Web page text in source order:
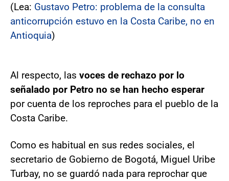
(Lea: Gustavo Petro: problema de la consulta
anticorrupción estuvo en la Costa Caribe, no en
Antioquia)
Al respecto, las voces de rechazo por lo
señalado por Petro no se han hecho esperar
por cuenta de los reproches para el pueblo de la
Costa Caribe.
Como es habitual en sus redes sociales, el
secretario de Gobierno de Bogotá, Miguel Uribe
Turbay, no se guardó nada para reprochar que